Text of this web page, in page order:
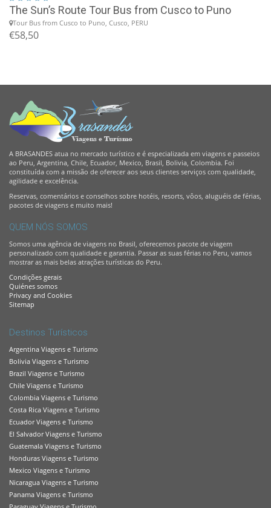
The Sun’s Route Tour Bus from Cusco to Puno
Tour Bus from Cusco to Puno, Cusco, PERU
€58,50
A BRASANDES atua no mercado turístico e é especializada em viagens e passeios
ao Peru, Argentina, Chile, Ecuador, Mexico, Brasil, Bolivia, Colombia. Foi
constituída com a missão de oferecer aos seus clientes serviços com qualidade,
agilidade e excelência.
Reservas, comentários e conselhos sobre hotéis, resorts, vôos, aluguéis de férias,
pacotes de viagens e muito mais!
QUEM NÓS SOMOS
Somos uma agência de viagens no Brasil, oferecemos pacote de viagem
personalizado com qualidade e garantia. Passar as suas férias no Peru, vamos
mostrar as mais belas atrações turísticas do Peru.
Condições gerais
Quiénes somos
Privacy and Cookies
Sitemap
Destinos Turísticos
Argentina Viagens e Turismo
Bolivia Viagens e Turismo
Brazil Viagens e Turismo
Chile Viagens e Turismo
Colombia Viagens e Turismo
Costa Rica Viagens e Turismo
Ecuador Viagens e Turismo
El Salvador Viagens e Turismo
Guatemala Viagens e Turismo
Honduras Viagens e Turismo
Mexico Viagens e Turismo
Nicaragua Viagens e Turismo
Panama Viagens e Turismo